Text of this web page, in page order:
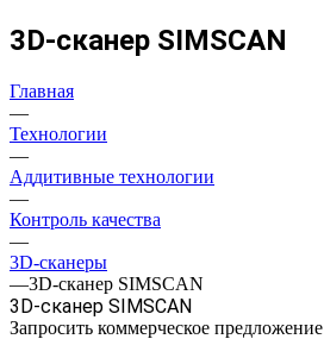
3D-сканер SIMSCAN
Главная
—
Технологии
—
Аддитивные технологии
—
Контроль качества
—
3D-сканеры
—3D-сканер SIMSCAN
3D-сканер SIMSCAN
Запросить коммерческое предложение